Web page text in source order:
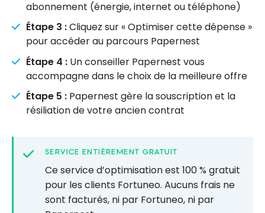
abonnement (énergie, internet ou téléphone)
Étape 3 :Cliquez sur « Optimiser cette dépense »
pour accéder au parcours Papernest
Étape 4 : Un conseiller Papernest vous
accompagne dans le choix de la meilleure offre
Étape 5 : Papernest gère la souscription et la
résiliation de votre ancien contrat
SERVICE ENTIÈREMENT GRATUIT
Ce service d’optimisation est 100 % gratuit
pour les clients Fortuneo. Aucuns frais ne
sont facturés, ni par Fortuneo, ni par